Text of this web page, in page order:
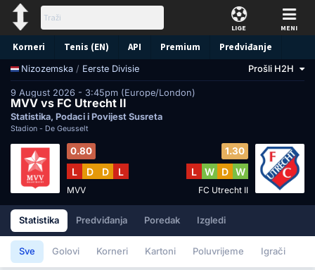
LIGE MENI
Korneri Tenis (EN) API Premium Predviđanje
Nizozemska / Eerste Divisie Prošli H2H
9 August 2026 - 3:45pm (Europe/London)
MVV vs FC Utrecht II
Statistika, Podaci i Povijest Susreta
Stadion - De Geusselt
0.80
L D D L
MVV
1.30
L W D W
FC Utrecht II
Statistika Predviđanja Poredak Izgledi
Sve Golovi Korneri Kartoni Poluvrijeme Igrači